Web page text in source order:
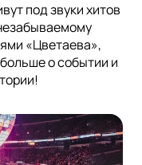
под звуки хитов
«Цветаева»,
о событии и